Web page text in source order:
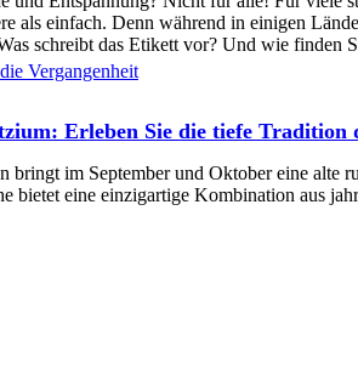
als einfach. Denn während in einigen
schreibt das Etikett vor? Und wie finden
Erleben Sie die tiefe Tradition
bringt im September und Oktober eine alte
bietet eine einzigartige Kombination aus